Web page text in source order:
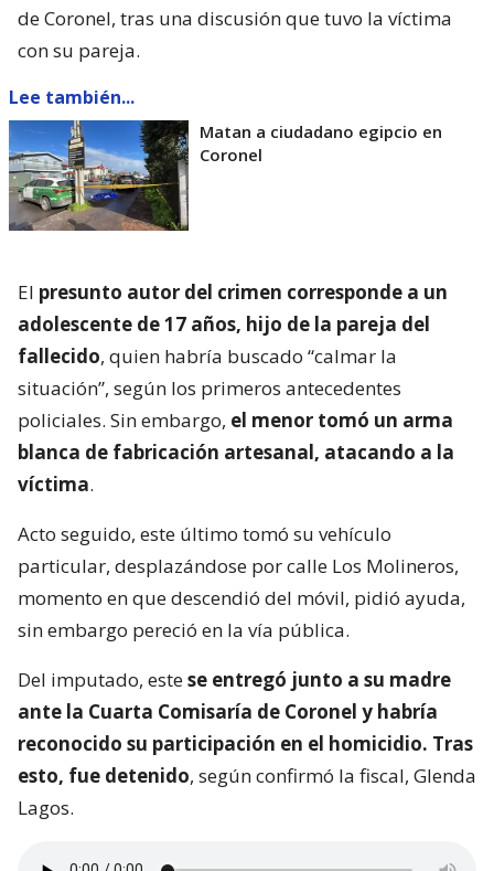
de Coronel, tras una discusión que tuvo la víctima
con su pareja.
Lee también...
Matan a ciudadano egipcio en
Coronel
El presunto autor del crimen corresponde a un
adolescente de 17 años, hijo de la pareja del
fallecido, quien habría buscado “calmar la
situación”, según los primeros antecedentes
policiales. Sin embargo, el menor tomó un arma
blanca de fabricación artesanal, atacando a la
víctima.
Acto seguido, este último tomó su vehículo
particular, desplazándose por calle Los Molineros,
momento en que descendió del móvil, pidió ayuda,
sin embargo pereció en la vía pública.
Del imputado, estese entregó junto a su madre
ante la Cuarta Comisaría de Coronel y habría
reconocido su participación en el homicidio. Tras
esto, fue detenido, según confirmó la fiscal, Glenda
Lagos.